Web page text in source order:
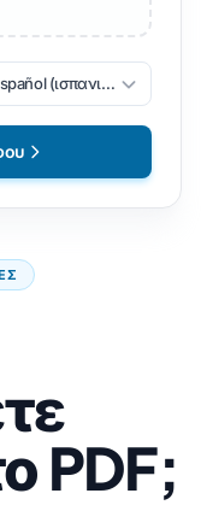
PDF;
(ισπανικά)